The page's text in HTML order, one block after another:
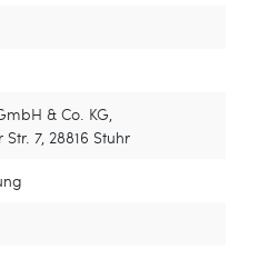
& Co. KG,
7, 28816 Stuhr